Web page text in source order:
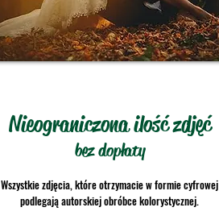
Nieograniczona ilość zdjęć
bez dopłaty
Wszystkie zdjęcia, które otrzymacie w formie cyfrowej
podlegają autorskiej obróbce kolorystycznej.